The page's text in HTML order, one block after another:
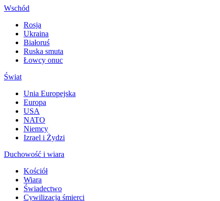
Wschód
Rosja
Ukraina
Białoruś
Ruska smuta
Łowcy onuc
Świat
Unia Europejska
Europa
USA
NATO
Niemcy
Izrael i Żydzi
Duchowość i wiara
Kościół
Wiara
Świadectwo
Cywilizacja śmierci